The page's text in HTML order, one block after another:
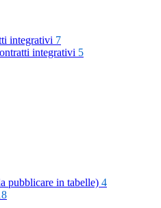
integrativi 7
integrativi 5
pubblicare in tabelle) 4